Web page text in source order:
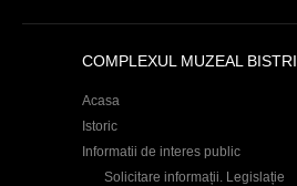
COMPLEXUL MUZEAL
Acasa
Istoric
Informatii de interes public
Solicitare informații. Legislație